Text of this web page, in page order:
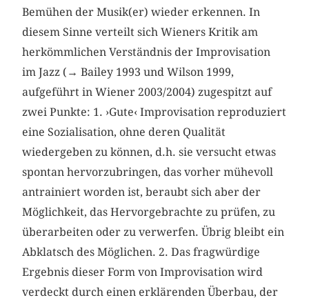
Bemühen der Musik(er) wieder erkennen. In
diesem Sinne verteilt sich Wieners Kritik am
herkömmlichen Verständnis der Improvisation
im Jazz (→ Bailey 1993 und Wilson 1999,
aufgeführt in Wiener 2003/2004) zugespitzt auf
zwei Punkte: 1. ›Gute‹ Improvisation reproduziert
eine Sozialisation, ohne deren Qualität
wiedergeben zu können, d.h. sie versucht etwas
spontan hervorzubringen, das vorher mühevoll
antrainiert worden ist, beraubt sich aber der
Möglichkeit, das Hervorgebrachte zu prüfen, zu
überarbeiten oder zu verwerfen. Übrig bleibt ein
Abklatsch des Möglichen. 2. Das fragwürdige
Ergebnis dieser Form von Improvisation wird
verdeckt durch einen erklärenden Überbau, der